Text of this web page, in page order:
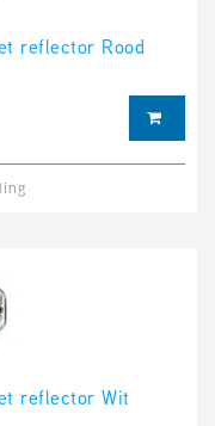
reflector Rood
reflector Wit